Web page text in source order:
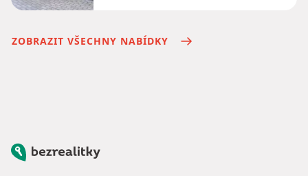
ZOBRAZIT VŠECHNY NABÍDKY
Bezrealitky